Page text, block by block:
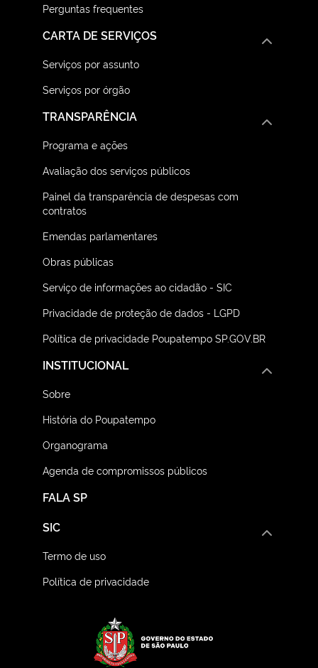
Perguntas frequentes
CARTA DE SERVIÇOS
Serviços por assunto
Serviços por órgão
TRANSPARÊNCIA
Programa e ações
Avaliação dos serviços públicos
Painel da transparência de despesas com
contratos
Emendas parlamentares
Obras públicas
Serviço de informações ao cidadão - SIC
Privacidade de proteção de dados - LGPD
Política de privacidade Poupatempo SP.GOV.BR
FALA SP
INSTITUCIONAL
Sobre
História do Poupatempo
Organograma
Agenda de compromissos públicos
SIC
Termo de uso
Política de privacidade